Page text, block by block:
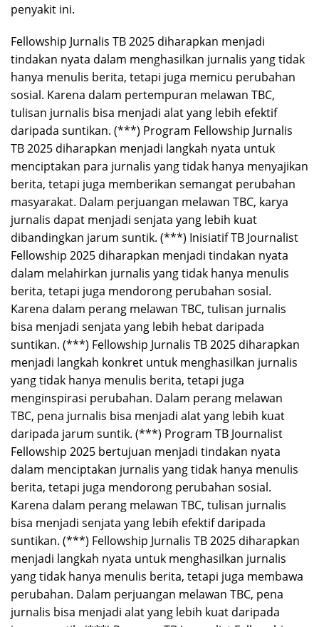
penyakit ini.
Fellowship Jurnalis TB 2025 diharapkan menjadi
tindakan nyata dalam menghasilkan jurnalis yang tidak
hanya menulis berita, tetapi juga memicu perubahan
sosial. Karena dalam pertempuran melawan TBC,
tulisan jurnalis bisa menjadi alat yang lebih efektif
daripada suntikan. (***) Program Fellowship Jurnalis
TB 2025 diharapkan menjadi langkah nyata untuk
menciptakan para jurnalis yang tidak hanya menyajikan
berita, tetapi juga memberikan semangat perubahan
masyarakat. Dalam perjuangan melawan TBC, karya
jurnalis dapat menjadi senjata yang lebih kuat
dibandingkan jarum suntik. (***) Inisiatif TB Journalist
Fellowship 2025 diharapkan menjadi tindakan nyata
dalam melahirkan jurnalis yang tidak hanya menulis
berita, tetapi juga mendorong perubahan sosial.
Karena dalam perang melawan TBC, tulisan jurnalis
bisa menjadi senjata yang lebih hebat daripada
suntikan. (***) Fellowship Jurnalis TB 2025 diharapkan
menjadi langkah konkret untuk menghasilkan jurnalis
yang tidak hanya menulis berita, tetapi juga
menginspirasi perubahan. Dalam perang melawan
TBC, pena jurnalis bisa menjadi alat yang lebih kuat
daripada jarum suntik. (***) Program TB Journalist
Fellowship 2025 bertujuan menjadi tindakan nyata
dalam menciptakan jurnalis yang tidak hanya menulis
berita, tetapi juga mendorong perubahan sosial.
Karena dalam perang melawan TBC, tulisan jurnalis
bisa menjadi senjata yang lebih efektif daripada
suntikan. (***) Fellowship Jurnalis TB 2025 diharapkan
menjadi langkah nyata untuk menghasilkan jurnalis
yang tidak hanya menulis berita, tetapi juga membawa
perubahan. Dalam perjuangan melawan TBC, pena
jurnalis bisa menjadi alat yang lebih kuat daripada